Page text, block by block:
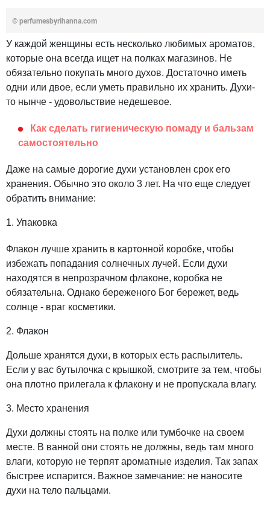
© perfumesbyrihanna.com
У каждой женщины есть несколько любимых ароматов,
которые она всегда ищет на полках магазинов. Не
обязательно покупать много духов. Достаточно иметь
одни или двое, если уметь правильно их хранить. Духи-
то нынче - удовольствие недешевое.
Как сделать гигиеническую помаду и бальзам
самостоятельно
Даже на самые дорогие духи установлен срок его
хранения. Обычно это около 3 лет. На что еще следует
обратить внимание:
1. Упаковка
Флакон лучше хранить в картонной коробке, чтобы
избежать попадания солнечных лучей. Если духи
находятся в непрозрачном флаконе, коробка не
обязательна. Однако береженого Бог бережет, ведь
солнце - враг косметики.
2. Флакон
Дольше хранятся духи, в которых есть распылитель.
Если у вас бутылочка с крышкой, смотрите за тем, чтобы
она плотно прилегала к флакону и не пропускала влагу.
3. Место хранения
Духи должны стоять на полке или тумбочке на своем
месте. В ванной они стоять не должны, ведь там много
влаги, которую не терпят ароматные изделия. Так запах
быстрее испарится. Важное замечание: не наносите
духи на тело пальцами.